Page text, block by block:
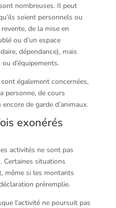
nombreuses. Il peut
soient personnels ou
de la mise en
ou d’un espace
dépendance), mais
d’équipements.
également concernées,
personne, de cours
de garde d’animaux.
exonérés
activités ne sont pas
Certaines situations
même si les montants
préremplie.
l’activité ne poursuit pas